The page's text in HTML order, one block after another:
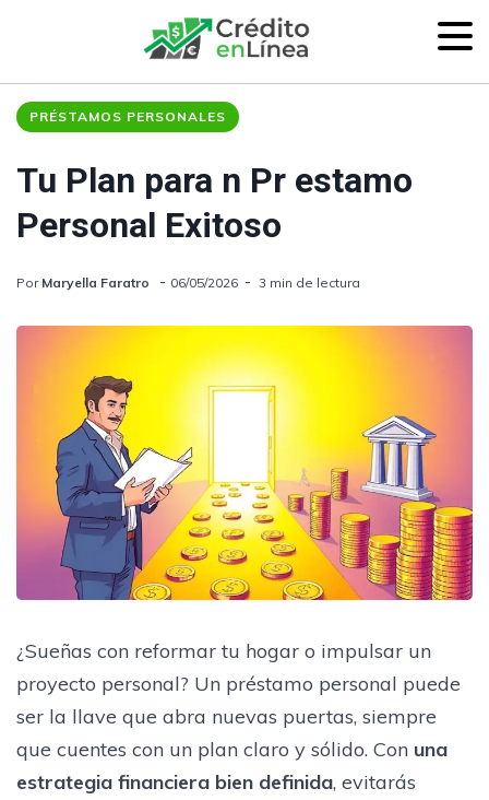
PRÉSTAMOS PERSONALES
Tu Plan para n Pr estamo
Personal Exitoso
Por Maryella Faratro 06/05/2026 3 min de lectura
¿Sueñas con reformar tu hogar o impulsar un
proyecto personal? Un préstamo personal puede
ser la llave que abra nuevas puertas, siempre
que cuentes con un plan claro y sólido. Con una
estrategia financiera bien definida, evitarás